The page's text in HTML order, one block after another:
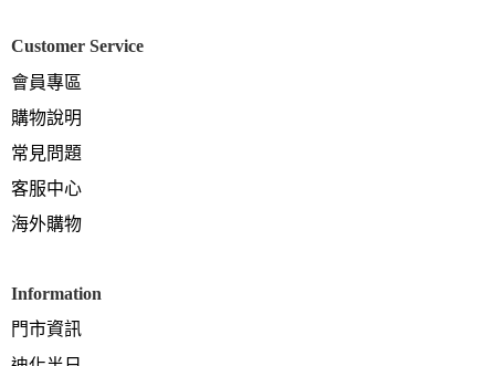
Customer Service
會員專區
購物說明
常見問題
客服中心
海外購物
Information
門市資訊